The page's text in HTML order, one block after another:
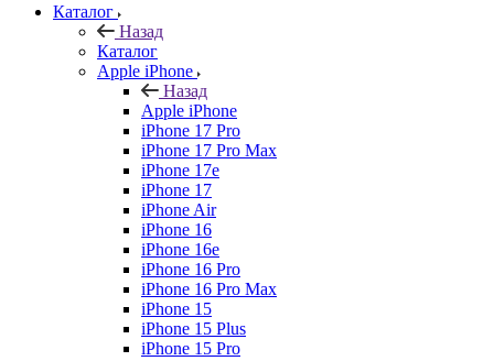
Каталог
Назад
Каталог
Apple iPhone
Назад
Apple iPhone
iPhone 17 Pro
iPhone 17 Pro Max
iPhone 17e
iPhone 17
iPhone Air
iPhone 16
iPhone 16e
iPhone 16 Pro
iPhone 16 Pro Max
iPhone 15
iPhone 15 Plus
iPhone 15 Pro